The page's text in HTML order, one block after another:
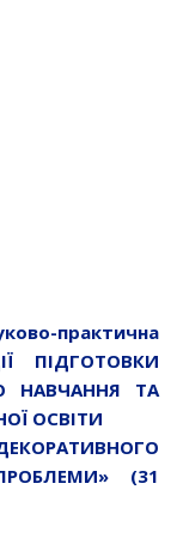
практична
ПІДГОТОВКИ
НАВЧАННЯ ТА
ОСВІТИ
(31